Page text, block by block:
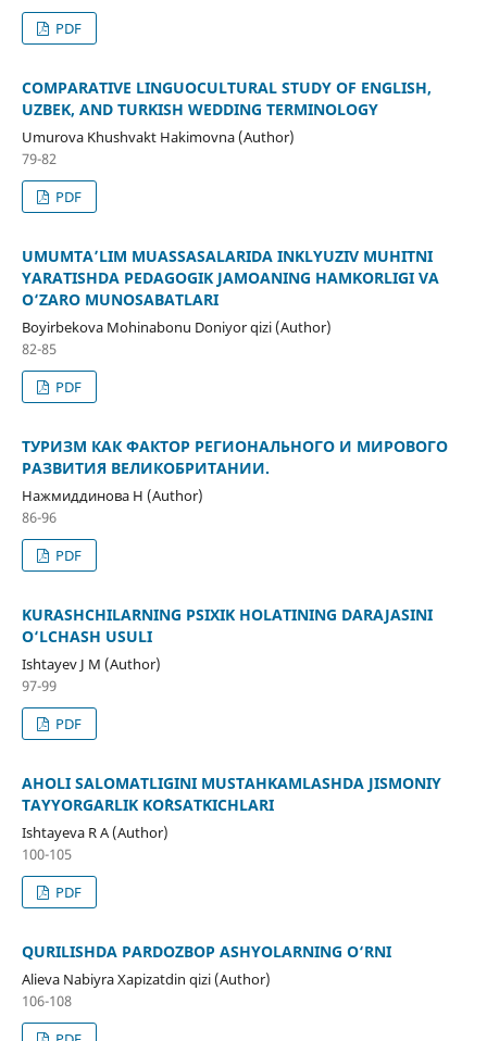
PDF
COMPARATIVE LINGUOCULTURAL STUDY OF ENGLISH,
UZBEK, AND TURKISH WEDDING TERMINOLOGY
Umurova Khushvakt Hakimovna (Author)
79-82
PDF
UMUMTA’LIM MUASSASALARIDA INKLYUZIV MUHITNI
YARATISHDA PEDAGOGIK JAMOANING HAMKORLIGI VA
O‘ZARO MUNOSABATLARI
Boyirbekova Mohinabonu Doniyor qizi (Author)
82-85
PDF
ТУРИЗМ КАК ФАКТОР РЕГИОНАЛЬНОГО И МИРОВОГО
РАЗВИТИЯ ВЕЛИКОБРИТАНИИ.
Нажмиддинова Н (Author)
86-96
PDF
KURASHCHILARNING PSIXIK HOLATINING DARAJASINI
O‘LCHASH USULI
Ishtayev J M (Author)
97-99
PDF
AHOLI SALOMATLIGINI MUSTAHKAMLASHDA JISMONIY
TAYYORGARLIK KO`RSATKICHLARI
Ishtayeva R A (Author)
100-105
PDF
QURILISHDA PARDOZBOP ASHYOLARNING O‘RNI
Alieva Nabiyra Xapizatdin qizi (Author)
106-108